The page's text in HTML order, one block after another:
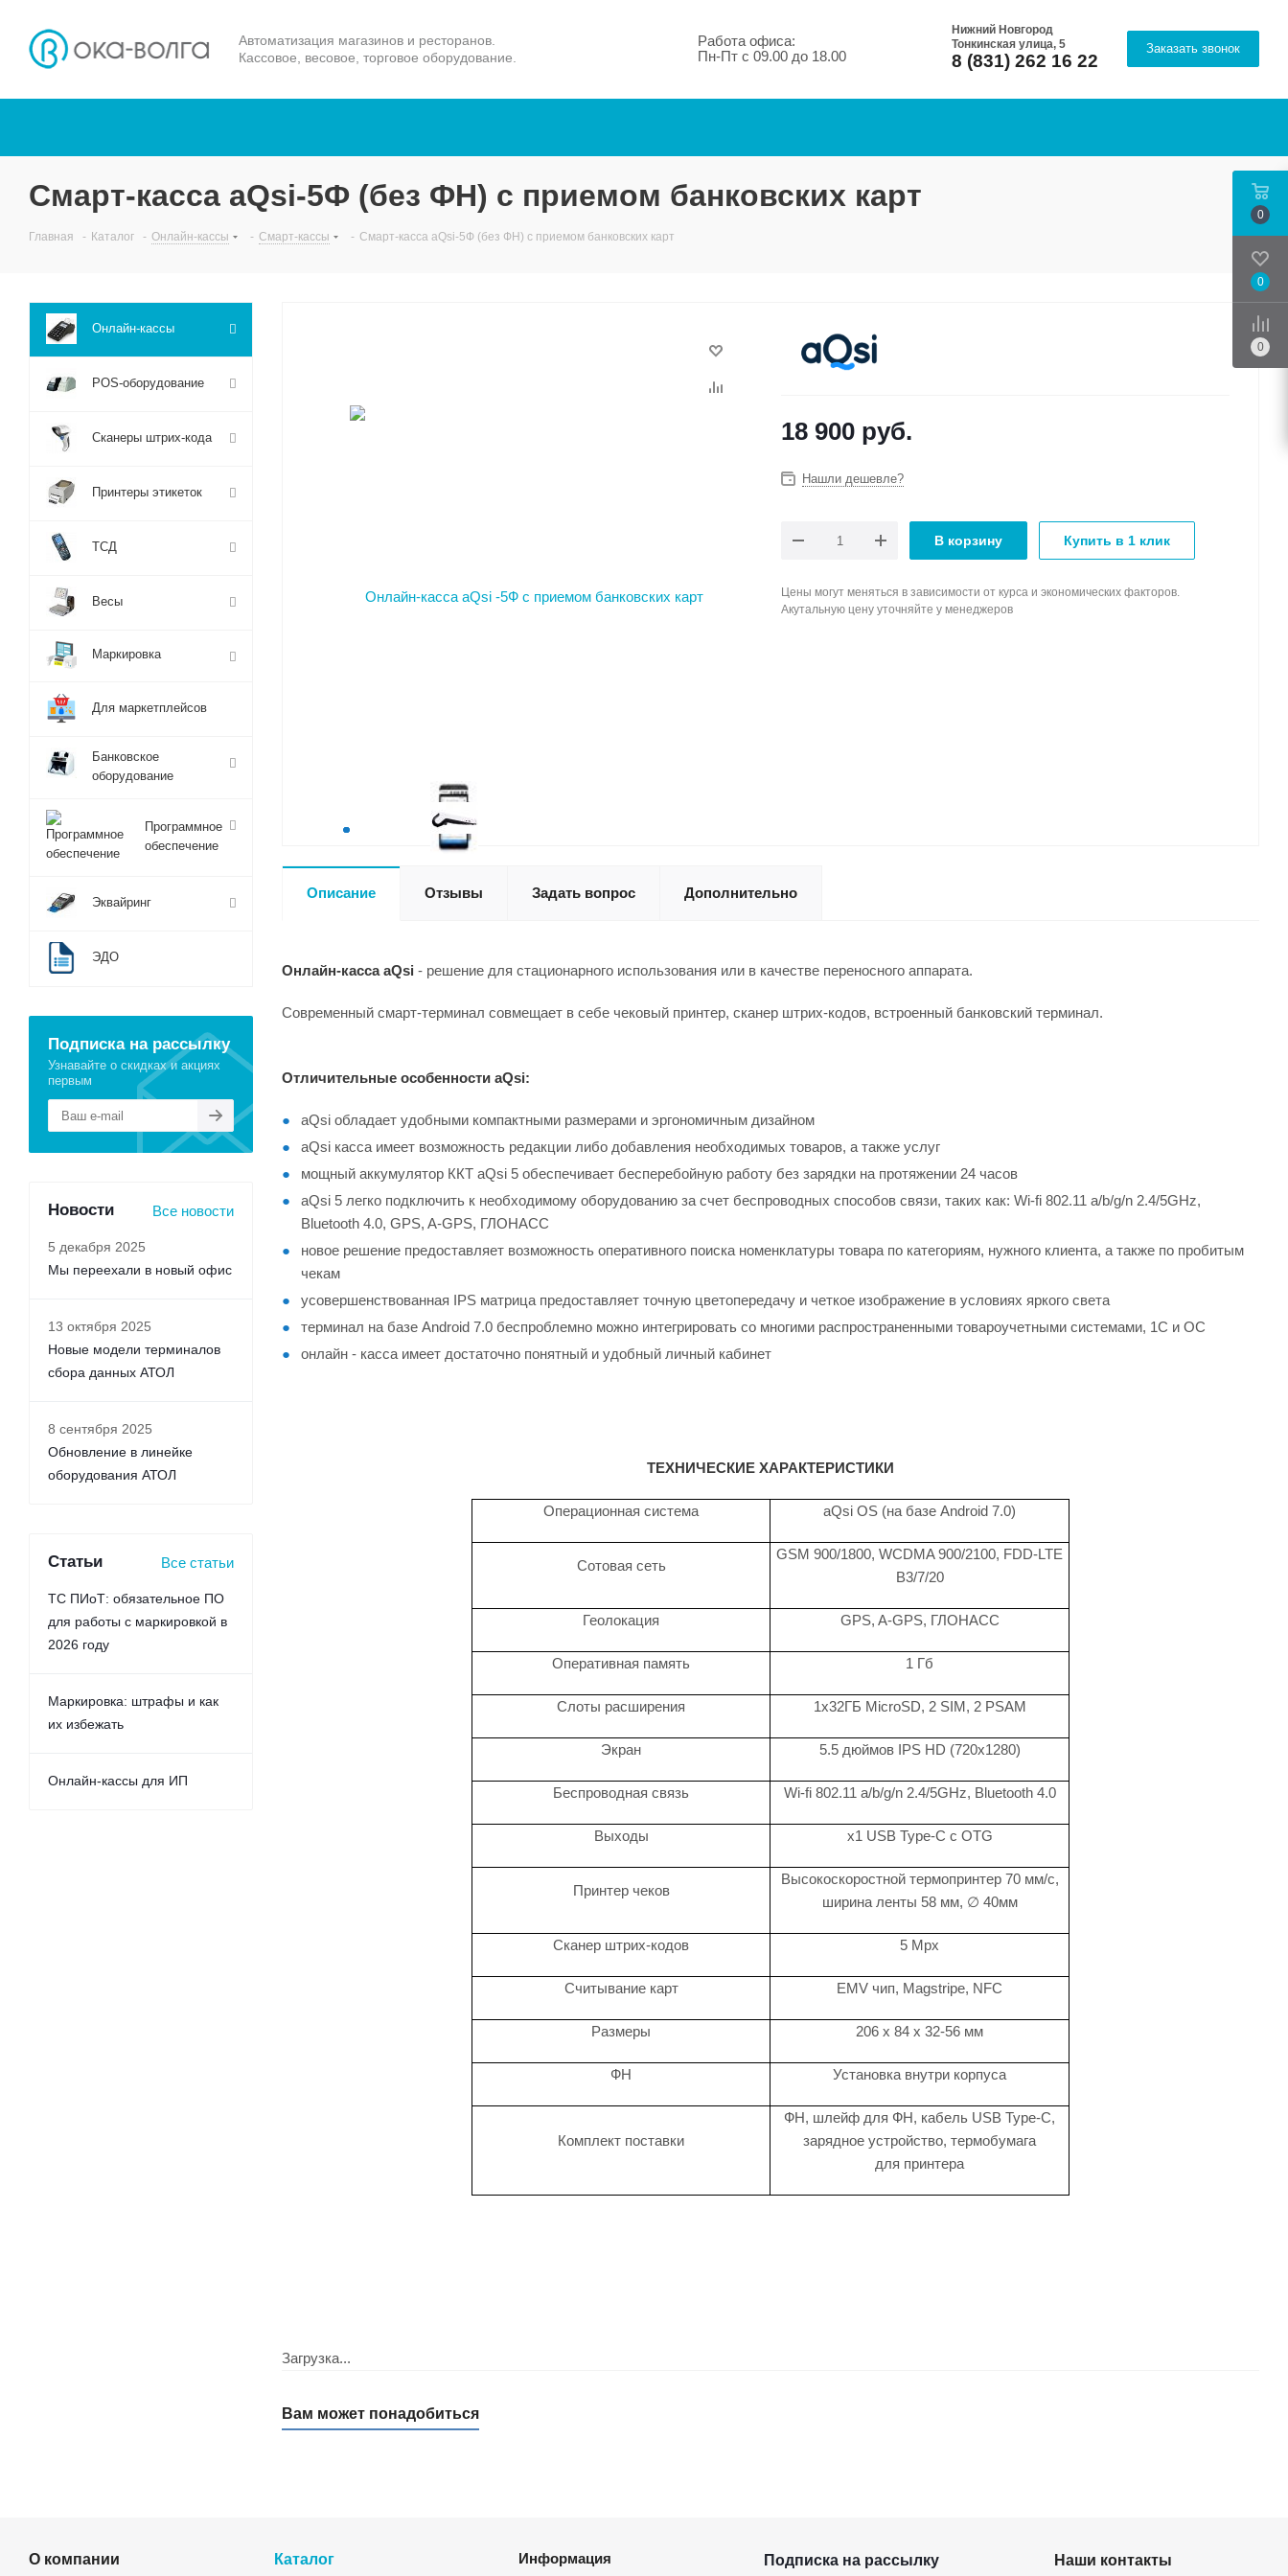
Автоматизация магазинов и ресторанов.
Кассовое, весовое, торговое оборудование.
Работа офиса:
Пн-Пт с 09.00 до 18.00
Нижний Новгород
Тонкинская улица, 5
8 (831) 262 16 22
Заказать звонок
Смарт-касса aQsi-5Ф (без ФН) с приемом банковских карт
Главная - Каталог - Онлайн-кассы - Смарт-кассы - Смарт-касса aQsi-5Ф (без ФН) с приемом банковских карт
18 900 руб.
Нашли дешевле?
В корзину Купить в 1 клик
Цены могут меняться в зависимости от курса и экономических факторов.
Акутальную цену уточняйте у менеджеров
Описание Отзывы Задать вопрос Дополнительно
Онлайн-касса aQsi - решение для стационарного использования или в качестве переносного аппарата.
Современный смарт-терминал совмещает в себе чековый принтер, сканер штрих-кодов, встроенный банковский терминал.
Отличительные особенности aQsi:
aQsi обладает удобными компактными размерами и эргономичным дизайном
aQsi касса имеет возможность редакции либо добавления необходимых товаров, а также услуг
мощный аккумулятор ККТ aQsi 5 обеспечивает бесперебойную работу без зарядки на протяжении 24 часов
aQsi 5 легко подключить к необходимому оборудованию за счет беспроводных способов связи, таких как: Wi-fi 802.11 a/b/g/n 2.4/5GHz,
Bluetooth 4.0, GPS, A-GPS, ГЛОНАСС
новое решение предоставляет возможность оперативного поиска номенклатуры товара по категориям, нужного клиента, а также по пробитым
чекам
усовершенствованная IPS матрица предоставляет точную цветопередачу и четкое изображение в условиях яркого света
терминал на базе Android 7.0 беспроблемно можно интегрировать со многими распространенными товароучетными системами, 1С и ОС
онлайн - касса имеет достаточно понятный и удобный личный кабинет
ТЕХНИЧЕСКИЕ ХАРАКТЕРИСТИКИ
Операционная система aQsi OS (на базе Android 7.0)
Сотовая сеть
GSM 900/1800, WCDMA 900/2100, FDD-LTE
B3/7/20
Геолокация GPS, A-GPS, ГЛОНАСС
Оперативная память 1 Гб
Слоты расширения 1x32ГБ MicroSD, 2 SIM, 2 PSAM
Экран 5.5 дюймов IPS HD (720x1280)
Беспроводная связь Wi-fi 802.11 a/b/g/n 2.4/5GHz, Bluetooth 4.0
Выходы x1 USB Type-C с OTG
Принтер чеков
Высокоскоростной термопринтер 70 мм/с,
ширина ленты 58 мм, ∅ 40мм
Сканер штрих-кодов 5 Mpx
Считывание карт EMV чип, Magstripe, NFC
Размеры 206 x 84 x 32-56 мм
ФН Установка внутри корпуса
Комплект поставки
ФН, шлейф для ФН, кабель USB Type-C,
зарядное устройство, термобумага
для принтера
Загрузка...
Вам может понадобиться
Онлайн-кассы
POS-оборудование
Сканеры штрих-кода
Принтеры этикеток
ТСД
Весы
Маркировка
Для маркетплейсов
Банковское
оборудование
Программное
обеспечение
Эквайринг
ЭДО
Подписка на рассылку
Узнавайте о скидках и акциях
первым
Новости Все новости
5 декабря 2025
Мы переехали в новый офис
13 октября 2025
Новые модели терминалов
сбора данных АТОЛ
8 сентября 2025
Обновление в линейке
оборудования АТОЛ
Статьи Все статьи
ТС ПИоТ: обязательное ПО
для работы с маркировкой в
2026 году
Маркировка: штрафы и как
их избежать
Онлайн-кассы для ИП
О компании Каталог Информация Подписка на рассылку Наши контакты
0
0
0